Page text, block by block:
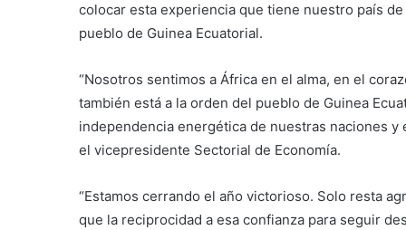
colocar esta experiencia que tiene nuestro país
pueblo de Guinea Ecuatorial.
“Nosotros sentimos a África en el alma, en el
también está a la orden del pueblo de Guinea
independencia energética de nuestras naciones
el vicepresidente Sectorial de Economía.
“Estamos cerrando el año victorioso. Solo resta
que la reciprocidad a esa confianza para seguir